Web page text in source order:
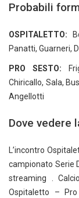
Probabili
OSPITALETTO:
Panatti, Guarneri,
PRO SESTO:
Chiricallo, Sala,
Angellotti
Dove vedere
L’incontro
campionato Serie
streaming .
Ospitaletto –